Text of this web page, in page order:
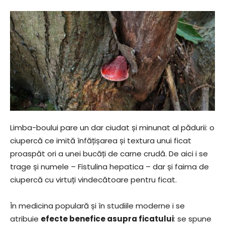
Limba-boului pare un dar ciudat și minunat al pădurii: o
ciupercă ce imită înfățișarea și textura unui ficat
proaspăt ori a unei bucăți de carne crudă. De aici i se
trage și numele – Fistulina hepatica – dar și faima de
ciupercă cu virtuți vindecătoare pentru ficat.
În medicina populară și în studiile moderne i se
atribuie efecte benefice asupra ficatului: se spune